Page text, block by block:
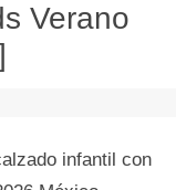
Verano
infantil con